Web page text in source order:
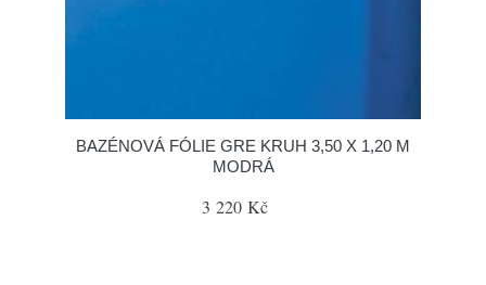
BAZÉNOVÁ FÓLIE GRE KRUH 3,50 X 1,20 M
MODRÁ
3 220 Kč